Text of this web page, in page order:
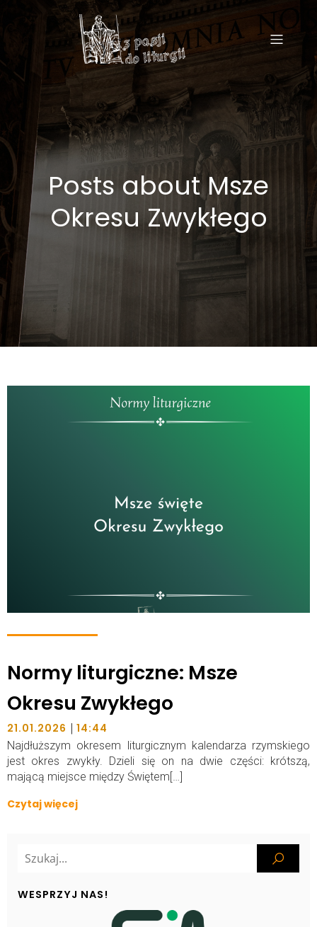
Posts about Msze
Okresu Zwykłego
Normy liturgiczne: Msze
Okresu Zwykłego
21.01.2026 | 14:44
Najdłuższym okresem liturgicznym kalendarza rzymskiego
jest okres zwykły. Dzieli się on na dwie części: krótszą,
mającą miejsce między Świętem[…]
Czytaj więcej
WESPRZYJ NAS!